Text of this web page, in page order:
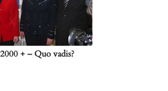
+ – Quo vadis?